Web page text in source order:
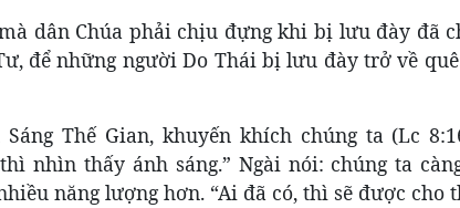
dân Chúa phải chịu đựng khi bị lưu đày đã
để những người Do Thái bị lưu đày trở về
Sáng Thế Gian, khuyến khích chúng ta (Lc
nhìn thấy ánh sáng.” Ngài nói: chúng ta
năng lượng hơn. “Ai đã có, thì sẽ được cho